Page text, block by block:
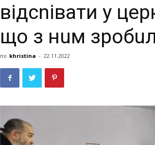
відсnівати у
що з нuм
по khristina - 22.11.2022